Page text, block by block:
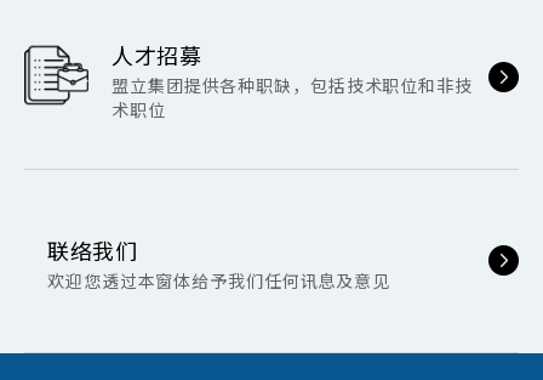
人才招募
盟立集团提供各种职缺，包括技术职位和非技
术职位
联络我们
欢迎您透过本窗体给予我们任何讯息及意见